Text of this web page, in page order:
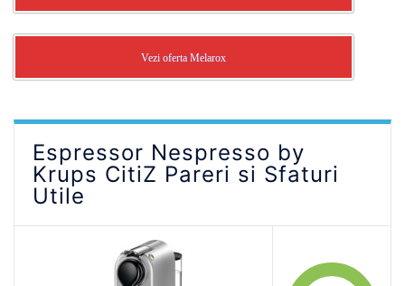
Vezi oferta Melarox
Espressor Nespresso by
Krups CitiZ Pareri si Sfaturi
Utile